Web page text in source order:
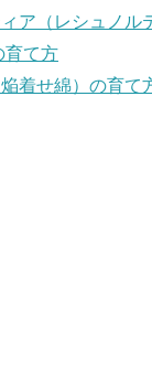
ア（レシュノル
育て方
着せ綿）の育て